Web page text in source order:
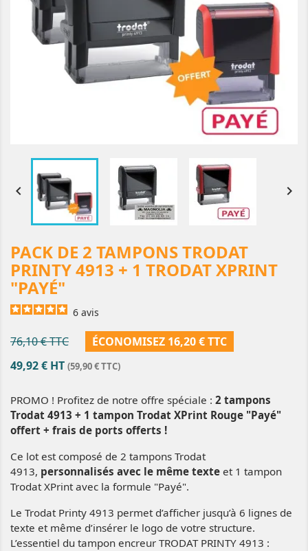
 
PACK DE 2 TAMPONS TRODAT
PRINTY 4913 + 1 TRODAT XPRINT
"PAYÉ"
6 avis
76,10 € TTC
ÉCONOMISEZ 16,20 € TTC
49,92 € HT (59,90 € TTC)
PROMO ! Profitez de notre offre spéciale : 2 tampons
Trodat 4913 + 1 tampon Trodat XPrint Rouge "Payé"
offert + frais de ports offerts !
Ce lot est composé de 2 tampons Trodat
4913, personnalisés avec le même texte et 1 tampon
Trodat XPrint avec la formule "Payé".
Le Trodat Printy 4913 permet d’afficher jusqu’à 6 lignes de
texte et même d’insérer le logo de votre structure.
L’essentiel du tampon encreur TRODAT PRINTY 4913 :